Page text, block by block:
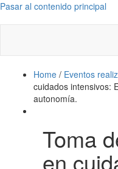
Pasar al contenido principal
Home / Eventos
cuidados intensivos:
autonomía.
Toma
en